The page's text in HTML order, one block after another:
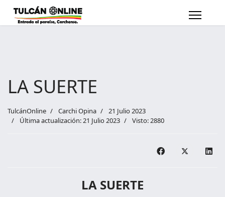
LA SUERTE
TulcánOnline Carchi Opina
21 Julio 2023
Última actualización: 21 Julio 2023
Visto: 2880
LA SUERTE